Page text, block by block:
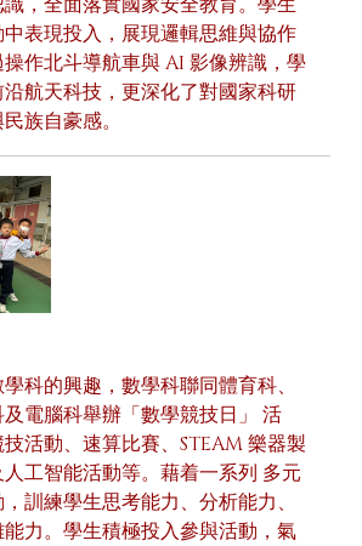
表現投入，展現邏輯思維與協作
作北斗導航車與 AI 影像辨識，學
航天科技，更深化了對國家科研
族自豪感。
科的興趣，數學科聯同體育科、
電腦科舉辦「數學競技日」 活
活動、速算比賽、STEAM 樂器製
工智能活動等。藉着一系列 多元
訓練學生思考能力、分析能力、
力。學生積極投入參與活動，氣